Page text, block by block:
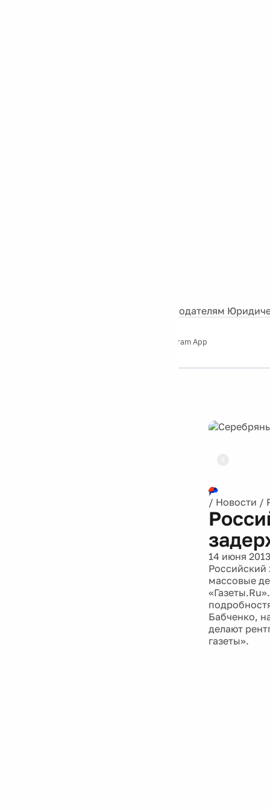
Рекламодателям
Telegram App
/ Новости /
14 июня 2013
Российский
массовые
Бабченко,
делают
газеты».